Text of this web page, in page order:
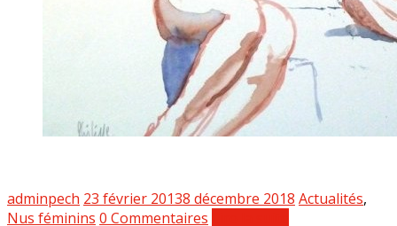
adminpech 23 février 20138 décembre 2018 Actualités,
Nus féminins 0 Commentaires